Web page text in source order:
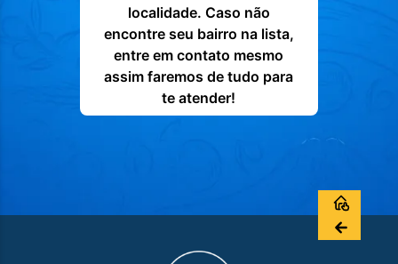
localidade. Caso não
encontre seu bairro na lista,
entre em contato mesmo
assim faremos de tudo para
te atender!